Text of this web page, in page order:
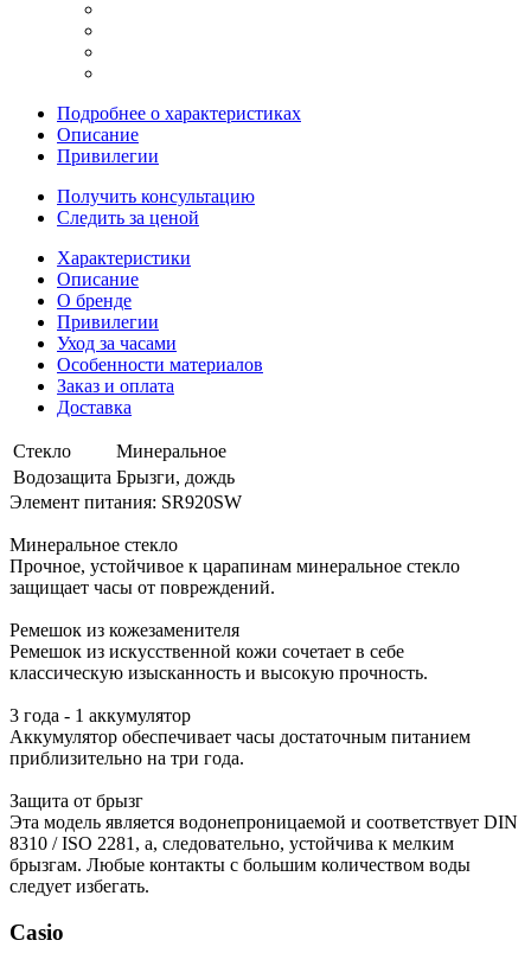
Подробнее о характеристиках
Описание
Привилегии
Получить консультацию
Следить за ценой
Характеристики
Описание
О бренде
Привилегии
Уход за часами
Особенности материалов
Заказ и оплата
Доставка
Стекло
Минеральное
Водозащита Брызги, дождь
Элемент питания: SR920SW
Минеральное стекло
Прочное, устойчивое к царапинам минеральное стекло
защищает часы от повреждений.
Ремешок из кожезаменителя
Ремешок из искусственной кожи сочетает в себе
классическую изысканность и высокую прочность.
3 года - 1 аккумулятор
Аккумулятор обеспечивает часы достаточным питанием
приблизительно на три года.
Защита от брызг
Эта модель является водонепроницаемой и соответствует DIN
8310 / ISO 2281, а, следовательно, устойчива к мелким
брызгам. Любые контакты с большим количеством воды
следует избегать.
Casio